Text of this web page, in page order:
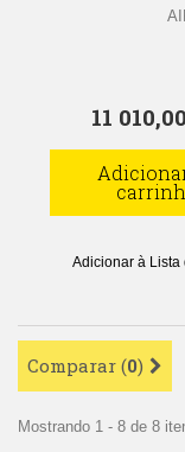
11
Adicionar à Lista
Comparar (0)
Mostrando 1 - 8 de 8